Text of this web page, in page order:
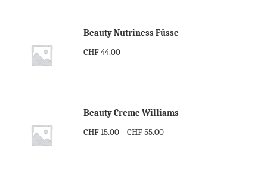
Beauty Nutriness Füsse
CHF44.00
Beauty Creme Williams
CHF15.00–CHF55.00